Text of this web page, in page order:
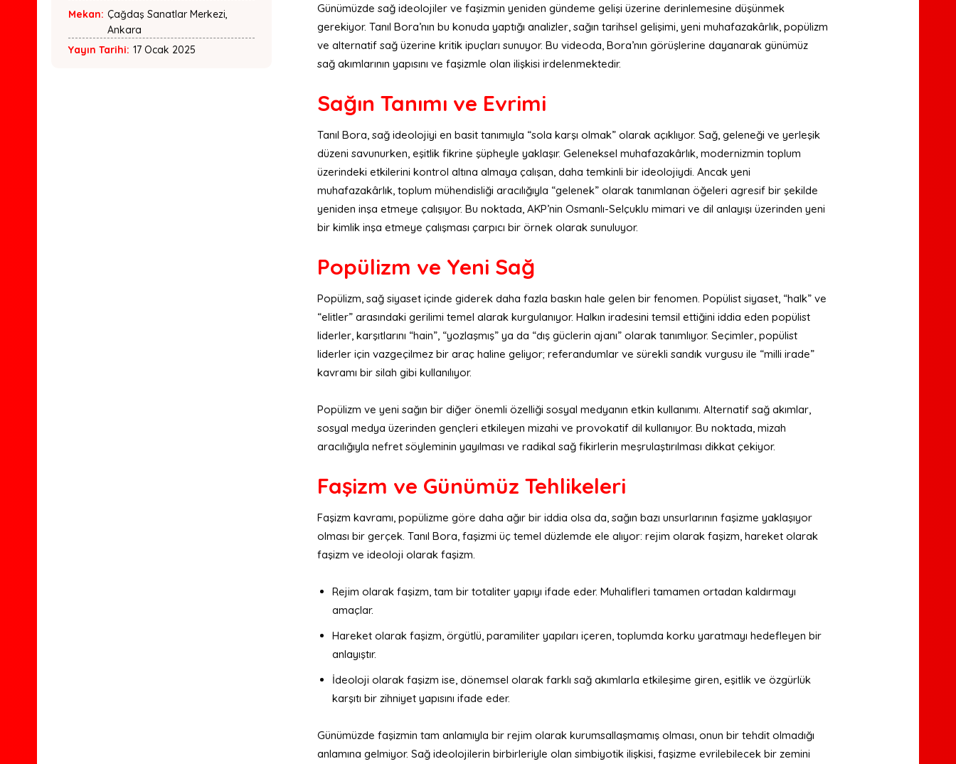
Mekan: Çağdaş Sanatlar Merkezi,
Ankara
Yayın Tarihi: 17 Ocak 2025
Günümüzde sağ ideolojiler ve faşizmin yeniden gündeme gelişi üzerine derinlemesine düşünmek
gerekiyor. Tanıl Bora’nın bu konuda yaptığı analizler, sağın tarihsel gelişimi, yeni muhafazakârlık, popülizm
ve alternatif sağ üzerine kritik ipuçları sunuyor. Bu videoda, Bora’nın görüşlerine dayanarak günümüz
sağ akımlarının yapısını ve faşizmle olan ilişkisi irdelenmektedir.
Sağın Tanımı ve Evrimi
Tanıl Bora, sağ ideolojiyi en basit tanımıyla “sola karşı olmak” olarak açıklıyor. Sağ, geleneği ve yerleşik
düzeni savunurken, eşitlik fikrine şüpheyle yaklaşır. Geleneksel muhafazakârlık, modernizmin toplum
üzerindeki etkilerini kontrol altına almaya çalışan, daha temkinli bir ideolojiydi. Ancak yeni
muhafazakârlık, toplum mühendisliği aracılığıyla “gelenek” olarak tanımlanan öğeleri agresif bir şekilde
yeniden inşa etmeye çalışıyor. Bu noktada, AKP’nin Osmanlı-Selçuklu mimari ve dil anlayışı üzerinden yeni
bir kimlik inşa etmeye çalışması çarpıcı bir örnek olarak sunuluyor.
Popülizm ve Yeni Sağ
Popülizm, sağ siyaset içinde giderek daha fazla baskın hale gelen bir fenomen. Popülist siyaset, “halk” ve
“elitler” arasındaki gerilimi temel alarak kurgulanıyor. Halkın iradesini temsil ettiğini iddia eden popülist
liderler, karşıtlarını “hain”, “yozlaşmış” ya da “dış güclerin ajanı” olarak tanımlıyor. Seçimler, popülist
liderler için vazgeçilmez bir araç haline geliyor; referandumlar ve sürekli sandık vurgusu ile “milli irade”
kavramı bir silah gibi kullanılıyor.
Popülizm ve yeni sağın bir diğer önemli özelliği sosyal medyanın etkin kullanımı. Alternatif sağ akımlar,
sosyal medya üzerinden gençleri etkileyen mizahi ve provokatif dil kullanıyor. Bu noktada, mizah
aracılığıyla nefret söyleminin yayılması ve radikal sağ fikirlerin meşrulaştırılması dikkat çekiyor.
Faşizm ve Günümüz Tehlikeleri
Faşizm kavramı, popülizme göre daha ağır bir iddia olsa da, sağın bazı unsurlarının faşizme yaklaşıyor
olması bir gerçek. Tanıl Bora, faşizmi üç temel düzlemde ele alıyor: rejim olarak faşizm, hareket olarak
faşizm ve ideoloji olarak faşizm.
Rejim olarak faşizm, tam bir totaliter yapıyı ifade eder. Muhalifleri tamamen ortadan kaldırmayı
amaçlar.
Hareket olarak faşizm, örgütlü, paramiliter yapıları içeren, toplumda korku yaratmayı hedefleyen bir
anlayıştır.
İdeoloji olarak faşizm ise, dönemsel olarak farklı sağ akımlarla etkileşime giren, eşitlik ve özgürlük
karşıtı bir zihniyet yapısını ifade eder.
Günümüzde faşizmin tam anlamıyla bir rejim olarak kurumsallaşmamış olması, onun bir tehdit olmadığı
anlamına gelmiyor. Sağ ideolojilerin birbirleriyle olan simbiyotik ilişkisi, faşizme evrilebilecek bir zemini